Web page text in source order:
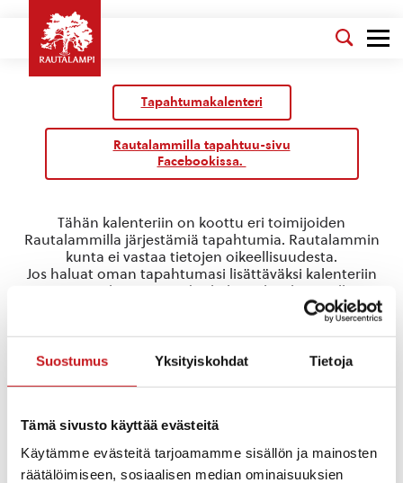
Suostumus Yksityiskohdat Tietoja
Tämä sivusto käyttää evästeitä
Käytämme evästeitä tarjoamamme sisällön ja mainosten
räätälöimiseen, sosiaalisen median ominaisuuksien
Tapahtumakalenteri
Rautalammilla tapahtuu-sivu
Facebookissa.
harrastus
Tapahtumat harrastus
Tapahtumat
NoticeEi tuloksia.
Tähän kalenteriin on koottu eri toimijoiden
Rautalammilla järjestämiä tapahtumia. Rautalammin
kunta ei vastaa tietojen oikeellisuudesta.
Jos haluat oman tapahtumasi lisättäväksi kalenteriin
jätä tapahtuman tiedot linkin takaa löytyvällä